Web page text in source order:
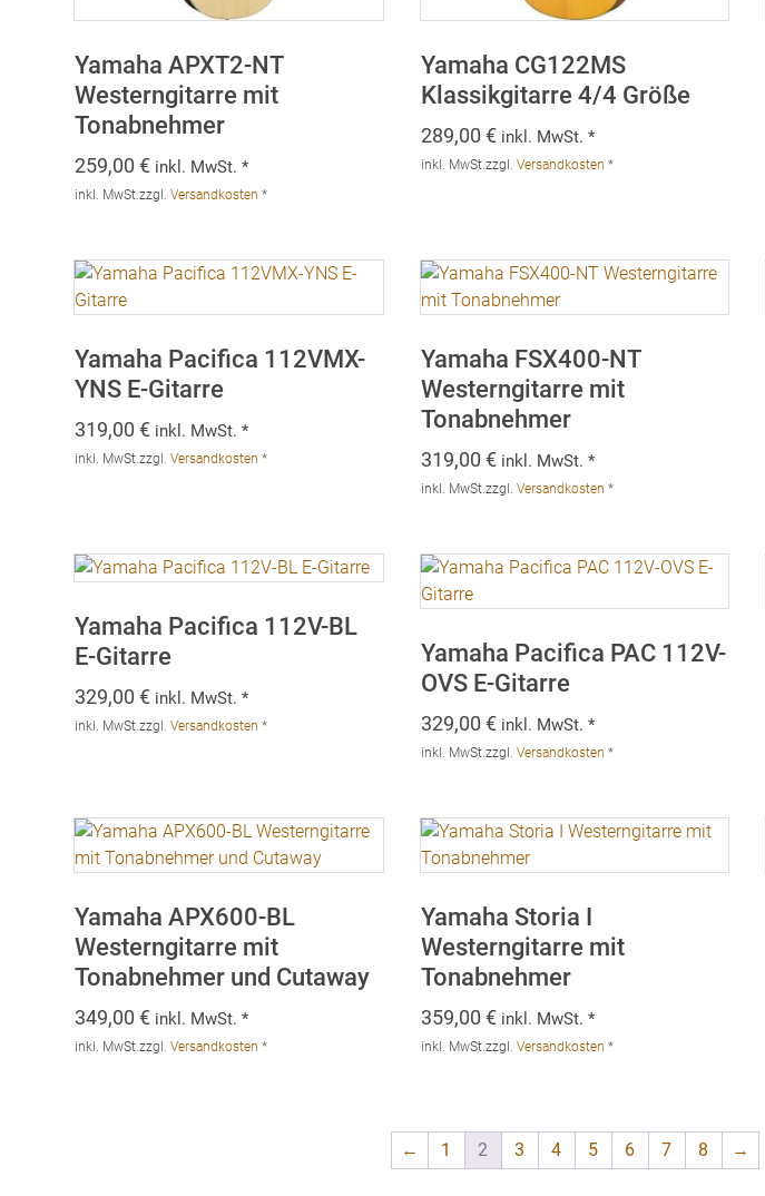
Yamaha APXT2-NT
Westerngitarre mit
Tonabnehmer
259,00€ inkl. MwSt. *
inkl. MwSt.zzgl.Versandkosten *
Yamaha CG122MS
Klassikgitarre 4/4 Größe
289,00 € inkl. MwSt. *
inkl. MwSt.zzgl. Versandkosten *
Yamaha Pacifica 112VMX-
YNS E-Gitarre
319,00€ inkl. MwSt. *
inkl. MwSt.zzgl.Versandkosten *
Yamaha FSX400-NT
Westerngitarre mit
Tonabnehmer
319,00 € inkl. MwSt. *
inkl. MwSt.zzgl. Versandkosten *
Yamaha Pacifica 112V-BL
E-Gitarre
329,00€ inkl. MwSt. *
inkl. MwSt.zzgl.Versandkosten *
Yamaha Pacifica PAC 112V-
OVS E-Gitarre
329,00 € inkl. MwSt. *
inkl. MwSt.zzgl. Versandkosten *
Yamaha APX600-BL
Westerngitarre mit
Tonabnehmer und Cutaway
349,00€ inkl. MwSt. *
inkl. MwSt.zzgl.Versandkosten *
Yamaha Storia I
Westerngitarre mit
Tonabnehmer
359,00 € inkl. MwSt. *
inkl. MwSt.zzgl. Versandkosten *
← 1 2 3 4 5 6 7 8 →